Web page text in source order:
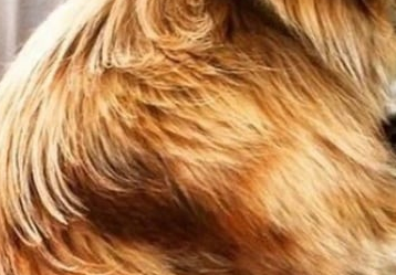
toutou réconforte son ami canin